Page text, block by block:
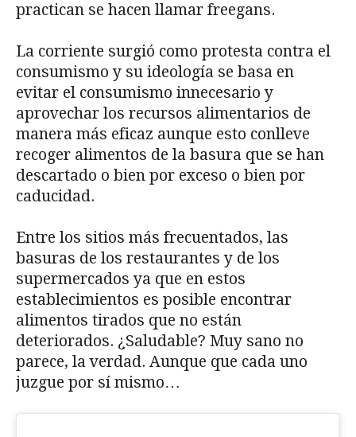
practican se hacen llamar freegans.
La corriente surgió como protesta contra el
consumismo y su ideología se basa en
evitar el consumismo innecesario y
aprovechar los recursos alimentarios de
manera más eficaz aunque esto conlleve
recoger alimentos de la basura que se han
descartado o bien por exceso o bien por
caducidad.
Entre los sitios más frecuentados, las
basuras de los restaurantes y de los
supermercados ya que en estos
establecimientos es posible encontrar
alimentos tirados que no están
deteriorados. ¿Saludable? Muy sano no
parece, la verdad. Aunque que cada uno
juzgue por sí mismo…